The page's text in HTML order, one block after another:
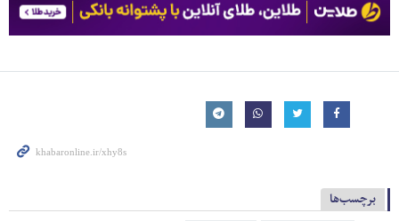
برچسب‌ها